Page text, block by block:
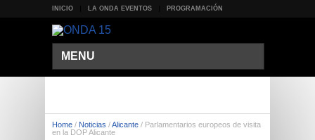
INICIO LA ONDA EVENTOS PROGRAMACIÓN
MENU
Home / Noticias /Alicante / Parlamentarios europeos de visita
en la DOP Alicante